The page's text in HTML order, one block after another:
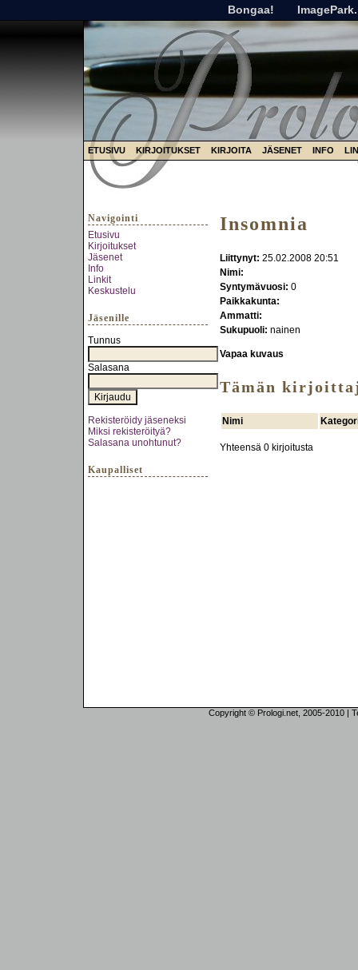
Bongaa!
ETUSIVU KIRJOITUKSET KIRJOITA JÄSENET INFO
Navigointi
Etusivu
Kirjoitukset
Jäsenet
Info
Linkit
Keskustelu
Jäsenille
Tunnus
Salasana
Rekisteröidy jäseneksi
Miksi rekisteröityä?
Salasana unohtunut?
Kaupalliset
Insomnia
Liittynyt: 25.02.2008 20:51
Nimi:
Syntymävuosi: 0
Paikkakunta:
Ammatti:
Sukupuoli: nainen
Vapaa kuvaus
Tämän
Nimi
Yhteensä 0 kirjoitusta
Copyright © Prologi.net, 2005-2010 |